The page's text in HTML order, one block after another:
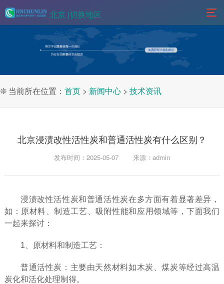
北京 |切换地区
❊ 当前所在位置： 首页 > 新闻中心 > 技术资讯
北京浸渍改性活性炭和普通活性炭有什么区别？
发布时间：2025-05-07 来源：admin
浸渍改性活性炭和普通活性炭在多方面有着显著差异，
如：原材料、制造工艺、吸附性能和应用领域等，下面我们
一起来探讨：
1、原材料和制造工艺：
普通活性炭：主要由天然材料如木炭、煤炭等经过高温
炭化和活化处理制得。